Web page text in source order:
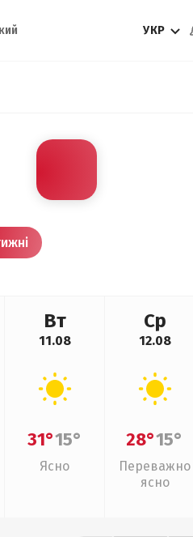
УКР
Вт
11.08
31°15°
Ясно
Ср
12.08
28°15°
Переважно
ясно